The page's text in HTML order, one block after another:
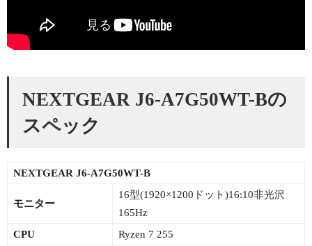
NEXTGEAR J6-A7G50WT-Bの
スペック
NEXTGEAR J6-A7G50WT-B
モニター
16型(1920×1200ドット)16:10非光沢
165Hz
CPU
Ryzen 7 255